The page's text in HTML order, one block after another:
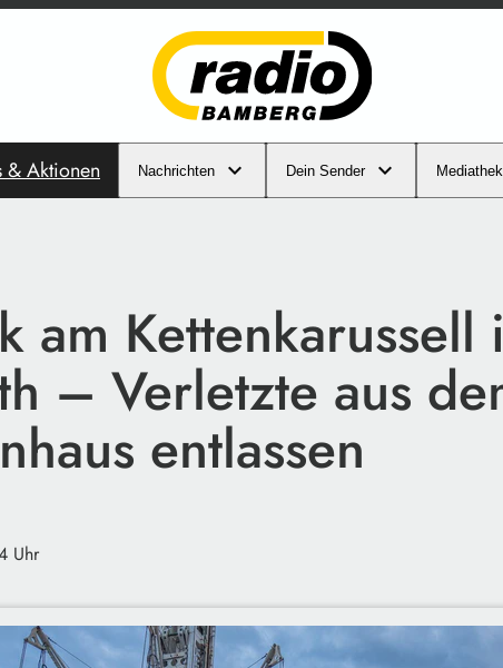
& Aktionen Nachrichten Dein Sender Mediathek
am Kettenkarussell
– Verletzte aus
entlassen
Uhr